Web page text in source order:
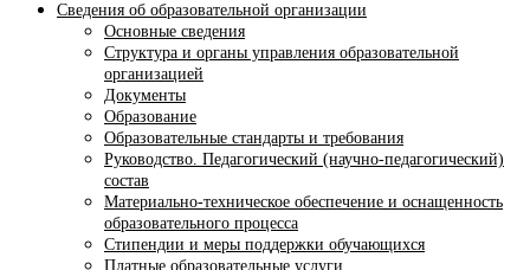
Сведения об образовательной организации
Основные сведения
Структура и органы управления образовательной
организацией
Документы
Образование
Образовательные стандарты и требования
Руководство. Педагогический (научно-педагогический)
состав
Материально-техническое обеспечение и оснащенность
образовательного процесса
Стипендии и меры поддержки обучающихся
Платные образовательные услуги